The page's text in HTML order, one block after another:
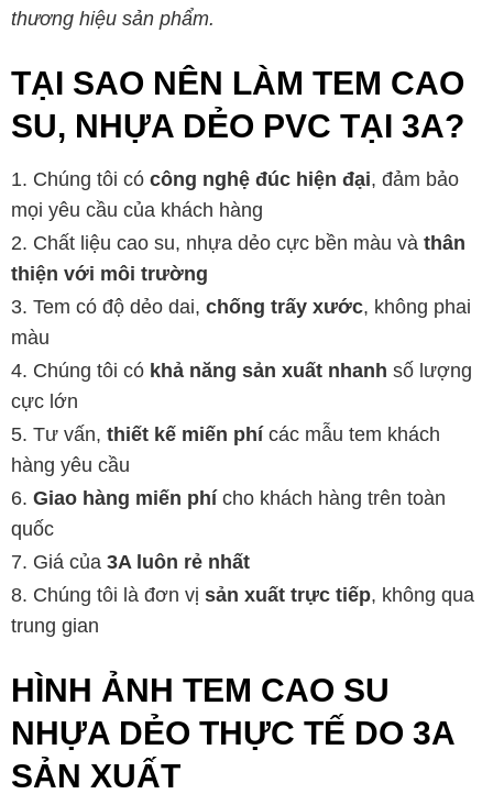
thương hiệu sản phẩm.
TẠI SAO NÊN LÀM TEM CAO
SU, NHỰA DẺO PVC TẠI 3A?
Chúng tôi có công nghệ đúc hiện đại, đảm bảo
mọi yêu cầu của khách hàng
Chất liệu cao su, nhựa dẻo cực bền màu và thân
thiện với môi trường
Tem có độ dẻo dai, chống trấy xước, không phai
màu
Chúng tôi có khả năng sản xuất nhanh số lượng
cực lớn
Tư vấn, thiết kế miến phícác mẫu tem khách
hàng yêu cầu
Giao hàng miến phícho khách hàng trên toàn
quốc
Giá của 3A luôn rẻ nhất
Chúng tôi là đơn vị sản xuất trực tiếp, không qua
trung gian
HÌNH ẢNH TEM CAO SU
NHỰA DẺO THỰC TẾ DO 3A
SẢN XUẤT